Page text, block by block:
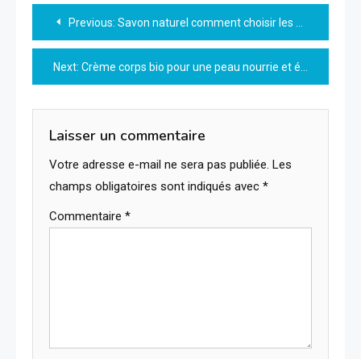
Navigation
de
l’article
Previous: Savon naturel comment choisir les meilleurs ingrédients
Next: Crème corps bio pour une peau nourrie et éclatante naturellement
Laisser un commentaire
Votre adresse e-mail ne sera pas publiée. Les
champs obligatoires sont indiqués avec *
Commentaire *